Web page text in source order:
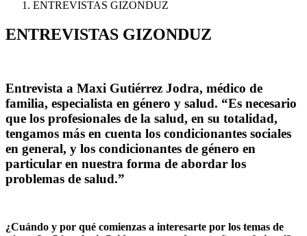
ENTREVISTAS GIZONDUZ
ENTREVISTAS GIZONDUZ
Entrevista a Maxi Gutiérrez Jodra, médico de
familia, especialista en género y salud. “Es necesario
que los profesionales de la salud, en su totalidad,
tengamos más en cuenta los condicionantes sociales
en general, y los condicionantes de género en
particular en nuestra forma de abordar los
problemas de salud.”
¿Cuándo y por qué comienzas a interesarte por los temas de